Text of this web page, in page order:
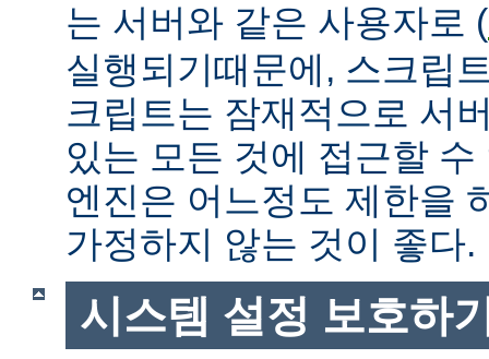
는 서버와 같은 사용자로 (
실행되기때문에, 스크립
크립트는 잠재적으로 서
있는 모든 것에 접근할
엔진은 어느정도 제한을
가정하지 않는 것이 좋다.
시스템 설정 보호하